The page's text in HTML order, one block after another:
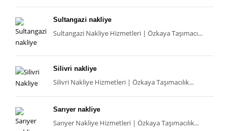
Sultangazi nakliye
Sultangazi Nakliye Hizmetleri | Özkaya Taşımacı...
Silivri nakliye
Silivri Nakliye Hizmetleri | Özkaya Taşımacılık...
Sarıyer nakliye
Sarıyer Nakliye Hizmetleri | Özkaya Taşımacılık...